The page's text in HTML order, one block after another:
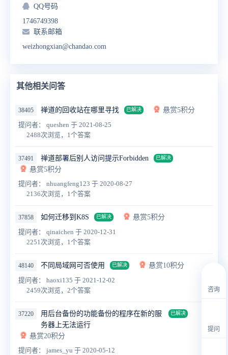
QQ号码
1746749398
联系邮箱
weizhongxian@chandao.com
其他相关问答
38405 禅道的回收站在哪里寻找 已解决
悬赏5积分
提问者： queshen 于 2021-08-25
2488次浏览，1个答案
37491 禅道部署后别人访问提示Forbidden 已解决
悬赏5积分
提问者： nhuangfeng123 于 2020-08-27
2136次浏览，1个答案
37858 如何迁移到K8S 已解决
悬赏5积分
提问者： qinaichen 于 2020-12-31
2251次浏览，1个答案
48140 不同局域网可否使用 已解决
悬赏10积分
提问者： haoxi135 于 2021-12-02
2459次浏览，2个答案
37220
用后台备份的功能备份的程序在新的服
务器上无法运行
已解决
悬赏20积分
提问者： james_yu 于 2020-05-12
咨询
提问